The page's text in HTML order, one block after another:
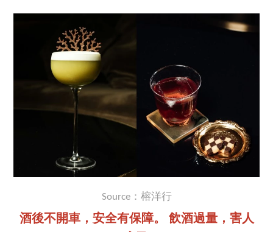
Source：榕洋行
酒後不開車，安全有保障。 飲酒過量，害人